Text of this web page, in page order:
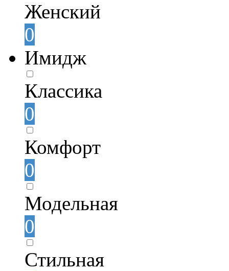
Женский
0
Имидж
Классика
0
Комфорт
0
Модельная
0
Стильная